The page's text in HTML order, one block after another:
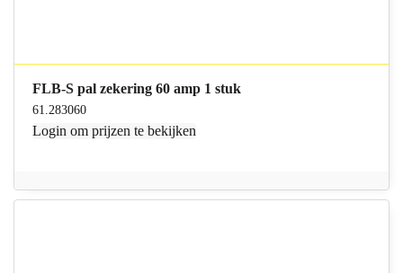
FLB-S pal zekering 60 amp 1 stuk
61.283060
Login om prijzen te bekijken